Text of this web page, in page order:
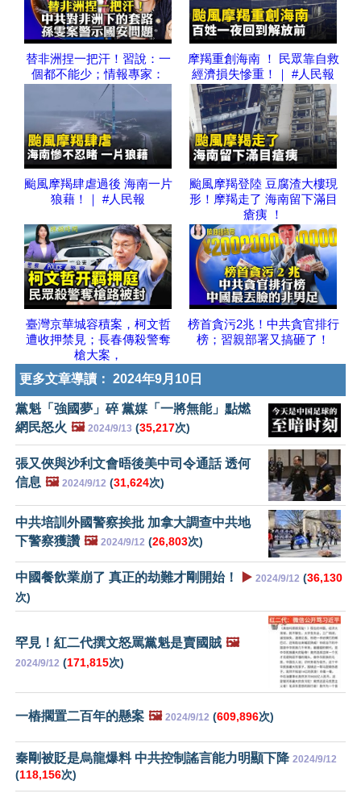
替非洲捏一把汗！習說：一
個都不能少；情報專家：
摩羯重創海南 ！ 民眾靠自救
經濟損失慘重！｜ #人民報
颱風摩羯肆虐過後 海南一片
狼藉！｜ #人民報
颱風摩羯登陸 豆腐渣大樓現
形！摩羯走了 海南留下滿目
瘡痍 ！
臺灣京華城容積案，柯文哲
遭收押禁見；長春傳殺警奪
槍大案，
榜首貪污2兆！中共貪官排行
榜；習親部署又搞砸了！
更多文章導讀： 2024年9月10日
黨魁「強國夢」碎 黨媒「一將無能」點燃
網民怒火 🖼️ 2024/9/13 (35,217次)
張又俠與沙利文會晤後美中司令通話 透何
信息 🖼️ 2024/9/12 (31,624次)
中共培訓外國警察挨批 加拿大調查中共地
下警察獲讚 🖼️ 2024/9/12 (26,803次)
中國餐飲業崩了 真正的劫難才剛開始！ ▶️ 2024/9/12 (36,130
次)
罕見！紅二代撰文怒罵黨魁是賣國賊 🖼️
2024/9/12 (171,815次)
一樁擱置二百年的懸案 🖼️ 2024/9/12 (609,896次)
秦剛被貶是烏龍爆料 中共控制謠言能力明顯下降 2024/9/12
(118,156次)